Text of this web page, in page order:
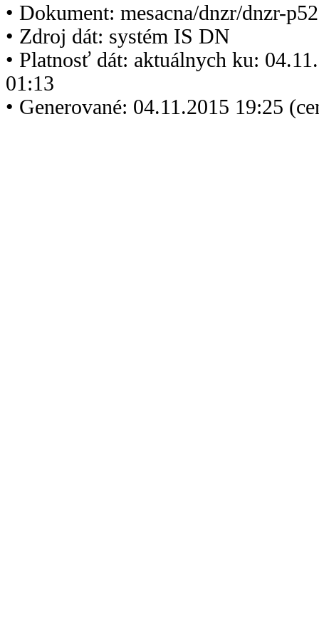
• Dokument: mesacna/dnzr/dnzr-
• Zdroj dát: systém IS DN
• Platnosť dát: aktuálnych ku:
01:13
• Generované: 04.11.2015 19:25